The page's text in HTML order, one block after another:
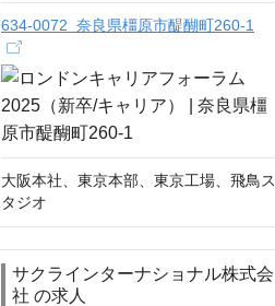
634-0072 奈良県橿原市醍醐町260-1
大阪本社、東京本部、東京工場、飛鳥ス
タジオ
サクラインターナショナル株式会
社 の求人